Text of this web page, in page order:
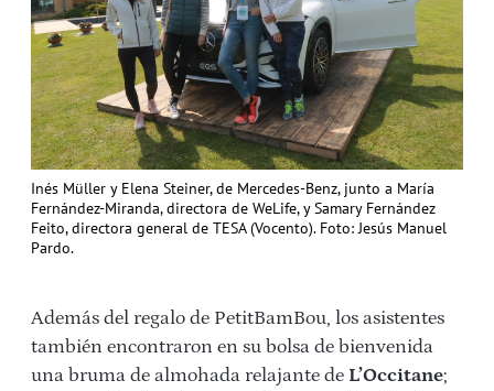
Inés Müller y Elena Steiner, de Mercedes-Benz, junto a María
Fernández-Miranda, directora de WeLife, y Samary Fernández
Feito, directora general de TESA (Vocento). Foto: Jesús Manuel
Pardo.
Además del regalo de PetitBamBou, los asistentes
también encontraron en su bolsa de bienvenida
una bruma de almohada relajante de L’Occitane;